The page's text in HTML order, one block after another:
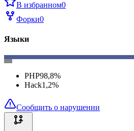
В избранном0
Форки0
Языки
PHP98,8%
Hack1,2%
Сообщить о нарушении